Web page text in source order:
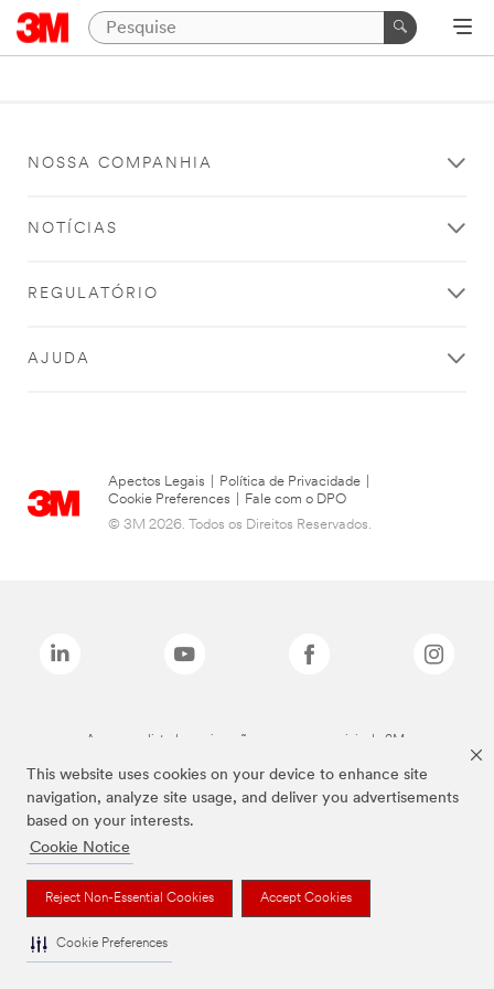
This website uses cookies on your device to enhance site
navigation, analyze site usage, and deliver you advertisements
based on your interests.
Cookie Notice
Reject Non-Essential Cookies Accept Cookies
Cookie Preferences
NOSSA COMPANHIA
NOTÍCIAS
REGULATÓRIO
AJUDA
Apectos Legais Política de Privacidade
Cookie Preferences
Fale com o DPO
© 3M 2026. Todos os Direitos Reservados.
As marcas listadas a cima são marcas comerciais da 3M.